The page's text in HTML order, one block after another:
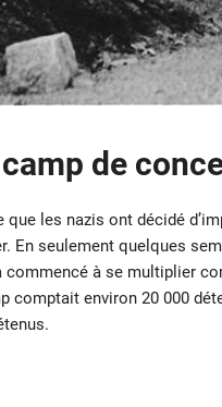
de
que les nazis ont décidé
En seulement quelques
à se multiplier
comptait environ 20 000